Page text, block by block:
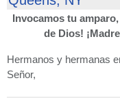
Invocamos tu
de Dios!
Hermanos y hermanas
Señor,